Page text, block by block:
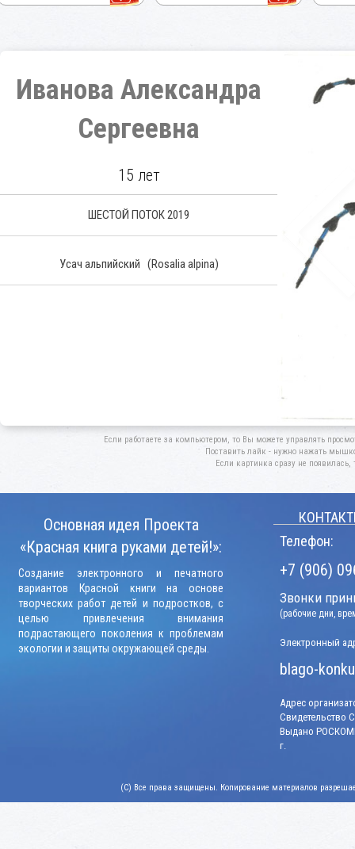
Иванова Александра
Сергеевна
15 лет
ШЕСТОЙ ПОТОК 2019
Усач альпийский (Rosalia alpina)
Если работаете за компьютером, то Вы можете управлять
Поставить лайк - нужно нажать
Если картинка сразу не появилась,
Основная идея Проекта
«Красная книга руками детей!»:
Создание электронного и печатного
вариантов Красной книги на основе
творческих работ детей и подростков, с
целью привлечения внимания
подрастающего поколения к проблемам
экологии и защиты окружающей среды.
Телефон:
+7 (906)
Звонки
(рабочие дни,
Электронный
blago-
Адрес
Свидетельство
Выдано
г.
(C) Все права защищены. Копирование материалов